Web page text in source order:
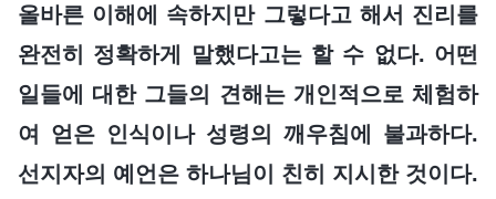
올바른 이해에 속하지만 그렇다고 해서 진리를
완전히 정확하게 말했다고는 할 수 없다. 어떤
일들에 대한 그들의 견해는 개인적으로 체험하
여 얻은 인식이나 성령의 깨우침에 불과하다.
선지자의 예언은 하나님이 친히 지시한 것이다.